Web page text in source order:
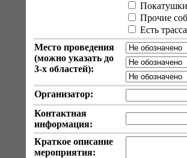
Покатушки
Прочие
Есть
Место проведения
(можно указать до
3-х областей):
Организатор:
Контактная
информация:
Краткое описание
мероприятия: